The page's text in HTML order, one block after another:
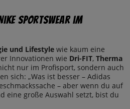
Sportswear im
und Lifestyle wie kaum eine
Innovationen wie Dri-FIT, Therma
nur im Profisport, sondern auch
sich: „Was ist besser – Adidas
– aber wenn du auf
eine große Auswahl setzt, bist du